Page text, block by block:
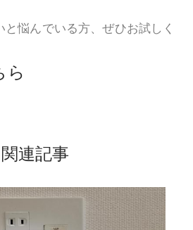
悩んでいる方、ぜひお試しく
ら
関連記事